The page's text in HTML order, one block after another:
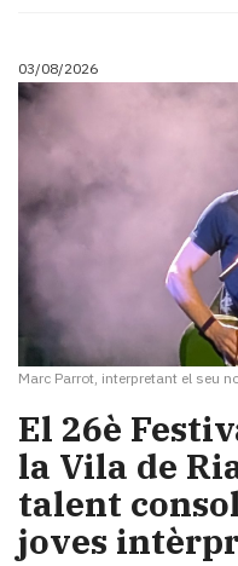
03/08/2026
Marc Parrot, interpretant el seu
​El 26è
la Vila de
talent
joves